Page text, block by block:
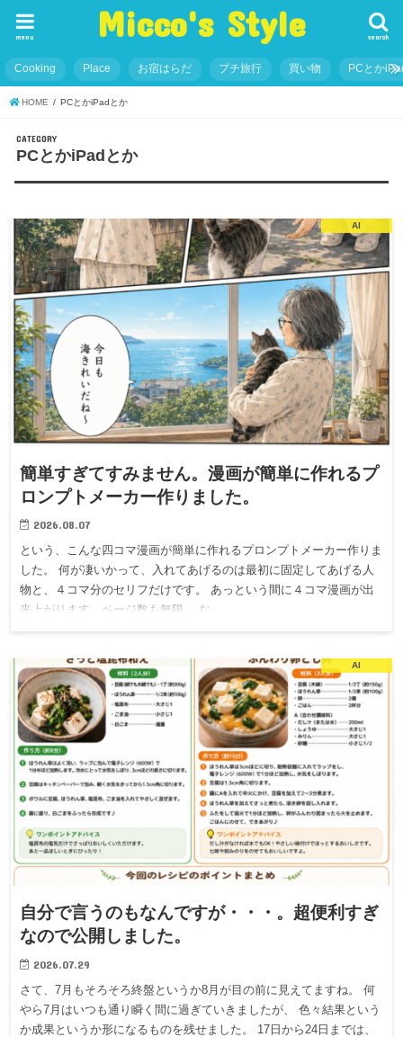
Micco's Style search
menu
Cooking Place お宿はらだ プチ旅行 買い物 PCとか
HOME PCとかiPadとか
CATEGORY
PCとかiPadとか
AI
簡単すぎてすみません。漫画が簡単に作れるプ
ロンプトメーカー作りました。
2026.08.07
という、こんな四コマ漫画が簡単に作れるプロンプトメーカー作りま
した。 何が凄いかって、入れてあげるのは最初に固定してあげる人
物と、４コマ分のセリフだけです。 あっという間に４コマ漫画が出
来上がります。ページ数も無限。 な…
AI
自分で言うのもなんですが・・・。超便利すぎ
なので公開しました。
2026.07.29
さて、7月もそろそろ終盤というか8月が目の前に見えてますね。 何
やら7月はいつも通り瞬く間に過ぎていきましたが、 色々結果という
か成果というか形になるものを残せました。 17日から24日までは、